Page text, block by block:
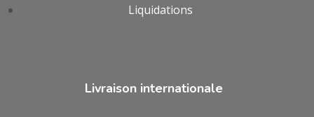
Liquidations
Livraison internationale